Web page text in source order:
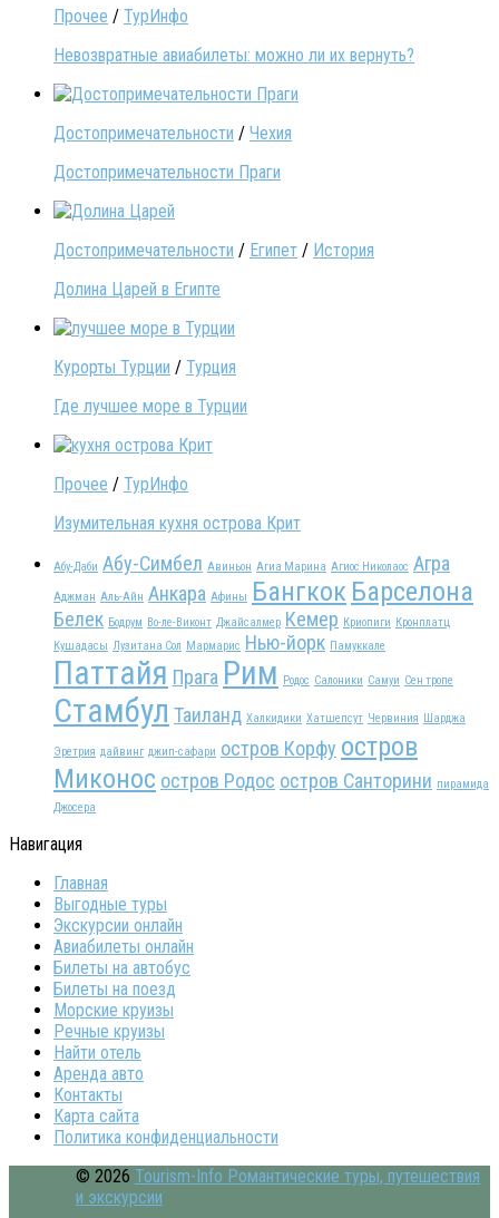
Прочее / ТурИнфо
Невозвратные авиабилеты: можно ли их вернуть?
Достопримечательности / Чехия
Достопримечательности Праги
Достопримечательности / Египет / История
Долина Царей в Египте
Курорты Турции / Турция
Где лучшее море в Турции
Прочее / ТурИнфо
Изумительная кухня острова Крит
Абу-Даби Абу-Симбел Авиньон Агиа Марина Агиос Николаос Агра
Аджман Аль-Айн Анкара Афины Бангкок Барселона
Белек Бодрум Во-ле-Виконт Джайсалмер Кемер Криопиги Кронплатц
Кушадасы Лузитана Сол Мармарис Нью-йорк Памуккале
Паттайя Прага Рим Родос Салоники Самуи Сен тропе
Стамбул Таиланд Халкидики Хатшепсут Червиния Шарджа
Эретрия дайвинг джип-сафари остров Корфу остров
Миконос остров Родос остров Санторини пирамида
Джосера
Навигация
Главная
Выгодные туры
Экскурсии онлайн
Авиабилеты онлайн
Билеты на автобус
Билеты на поезд
Морские круизы
Речные круизы
Найти отель
Аренда авто
Контакты
Карта сайта
Политика конфиденциальности
© 2026 Tourism-Info Романтические туры, путешествия
и экскурсии